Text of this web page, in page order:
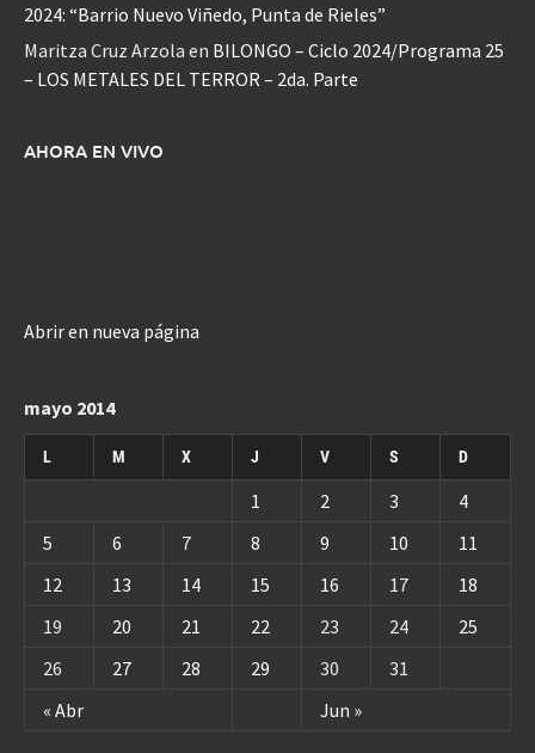
2024: “Barrio Nuevo Viñedo, Punta de Rieles”
Maritza Cruz Arzola en BILONGO – Ciclo 2024/Programa 25
– LOS METALES DEL TERROR – 2da. Parte
AHORA EN VIVO
Abrir en nueva página
mayo 2014
L M X J V S D
« Abr Jun »
1 2 3
4
5
6 7 8 9 10
11
12
13 14 15 16 17
18
19
20 21 22 23 24
25
26
27 28 29 30 31